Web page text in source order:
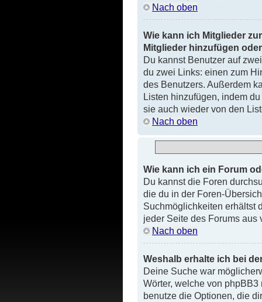
Nach oben
Wie kann ich Mitglieder
Mitglieder hinzufügen
Du kannst Benutzer auf
du zwei Links: einen zum
des Benutzers. Außerdem
Listen hinzufügen, indem
sie auch wieder von den
Nach oben
Wie kann ich ein Forum
Du kannst die Foren
die du in der Foren-
Suchmöglichkeiten erhältst
jeder Seite des Forums aus
Nach oben
Weshalb erhalte ich bei
Deine Suche war
Wörter, welche von
benutze die Optionen, die